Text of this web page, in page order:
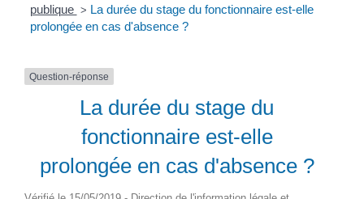
publique > La durée du stage du fonctionnaire est-elle
prolongée en cas d'absence ?
Question-réponse
La durée du stage du
fonctionnaire est-elle
prolongée en cas d'absence ?